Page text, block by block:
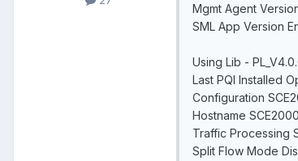
Mgmt Agent
SML App Version
Using Lib -
Last PQI Installed
Configuration
Hostname SCE2000
Traffic Processing
Split Flow Mode